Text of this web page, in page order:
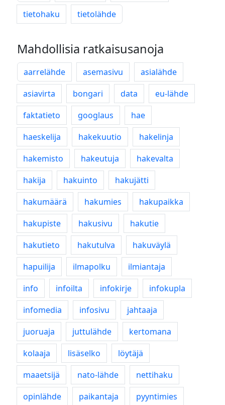
tietohaku
tietolähde
Mahdollisia ratkaisusanoja
aarrelähde asemasivu
asialähde
asiavirta
bongari data
eu-lähde
faktatieto
googlaus
hae
haeskelija
hakekuutio
hakelinja
hakemisto
hakeutuja
hakevalta
hakija
hakuinto
hakujätti
hakumäärä
hakumies
hakupaikka
hakupiste
hakusivu
hakutie
hakutieto
hakutulva
hakuväylä
hapuilija
ilmapolku
ilmiantaja
info
infoilta infokirje
infokupla
infomedia
infosivu
jahtaaja
juoruaja
juttulähde
kertomana
kolaaja
lisäselko
löytäjä
maaetsijä
nato-lähde
nettihaku
opinlähde
paikantaja
pyyntimies